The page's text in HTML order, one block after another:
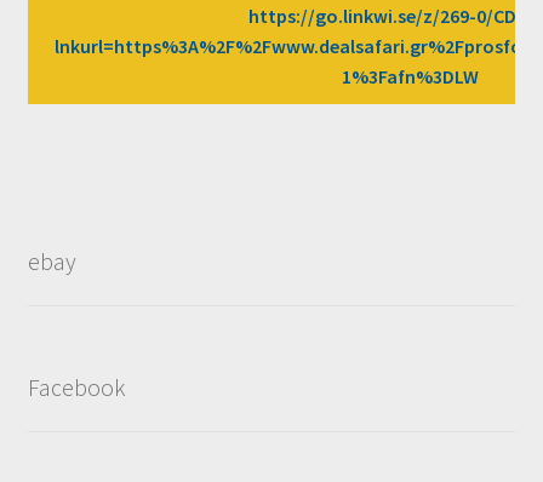
https://go.linkwi.se/z/269-0/
1%3Fafn%3DLW
ebay
Facebook